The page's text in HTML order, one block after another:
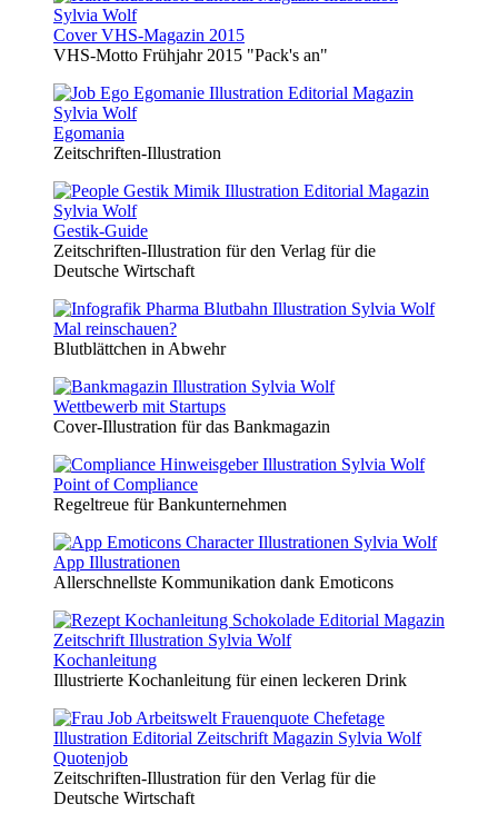
Cover VHS-Magazin 2015
VHS-Motto Frühjahr 2015 "Pack's an"
Egomania
Zeitschriften-Illustration
Gestik-Guide
Zeitschriften-Illustration für den Verlag für die
Deutsche Wirtschaft
Mal reinschauen?
Blutblättchen in Abwehr
Wettbewerb mit Startups
Cover-Illustration für das Bankmagazin
Point of Compliance
Regeltreue für Bankunternehmen
App Illustrationen
Allerschnellste Kommunikation dank Emoticons
Kochanleitung
Illustrierte Kochanleitung für einen leckeren Drink
Quotenjob
Zeitschriften-Illustration für den Verlag für die
Deutsche Wirtschaft